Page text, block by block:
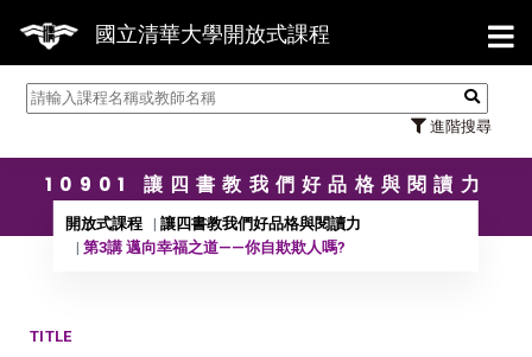
國立清華大學開放式課程
進階搜尋
【
10901 讓四書教我們好品格與閱讀力
開放式課程
讓四書教我們好品格與閱讀力
第3講 邁向幸福之道——你自欺欺人嗎?
TITLE